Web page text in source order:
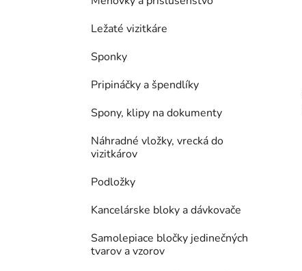
Ležaté vizitkáre
Sponky
Pripináčky a špendlíky
Spony, klipy na dokumenty
Náhradné vložky, vrecká do
vizitkárov
Podložky
Kancelárske bloky a dávkovače
Samolepiace bločky jedinečných
tvarov a vzorov